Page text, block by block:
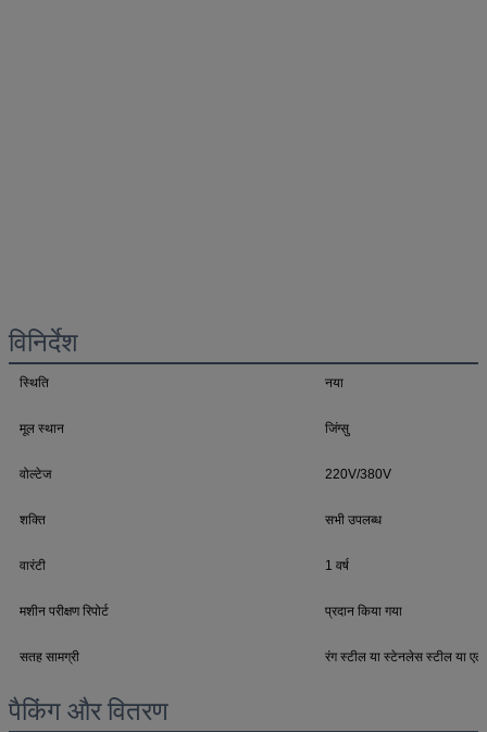
विनिर्देश
स्थिति नया
मूल स्थान जिंग्सु
वोल्टेज 220V/380V
शक्ति सभी उपलब्ध
वारंटी 1 वर्ष
मशीन परीक्षण रिपोर्ट प्रदान किया गया
सतह सामग्री रंग स्टील या स्टेनलेस स्टील या
पैकिंग और वितरण